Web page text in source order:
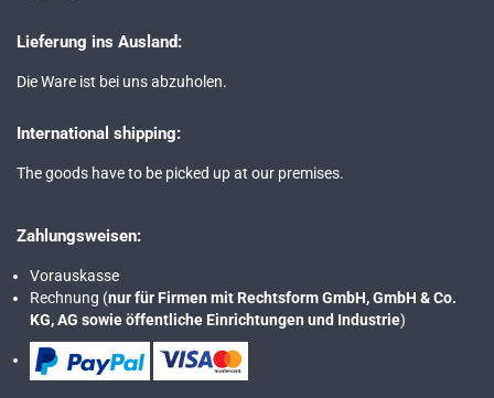
Lieferung ins Ausland:
Die Ware ist bei uns abzuholen.
International shipping:
The goods have to be picked up at our premises.
Zahlungsweisen:
Vorauskasse
Rechnung (nur für Firmen mit Rechtsform GmbH, GmbH & Co.
KG, AG sowie öffentliche Einrichtungen und Industrie)